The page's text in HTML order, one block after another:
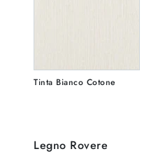
Tinta Bianco Cotone
Legno Rovere